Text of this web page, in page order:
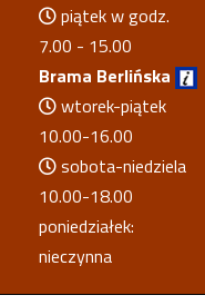
piątek w godz.
7.00 - 15.00
Brama Berlińska
wtorek-piątek
10.00-16.00
sobota-niedziela
10.00-18.00
poniedziałek:
nieczynna